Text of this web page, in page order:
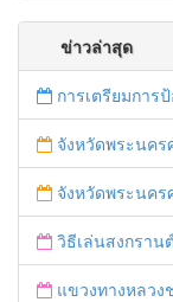
ข่าวล่าสุด
การเตรียมการ
จังหวัดพระนครศรีอยุธยา บูรณาการหน่วยงานที่เกี่ยวข้อง ลงพื้นที่จัดระเบีย
จังหวัดพระนครศรีอยุธยา ปล่อยแถวตำรวจ ทหาร ฝ่ายปกค
วิธีเล่นสงกราน
แขวงทางหลวงชนบทพระนครศรีอยุ